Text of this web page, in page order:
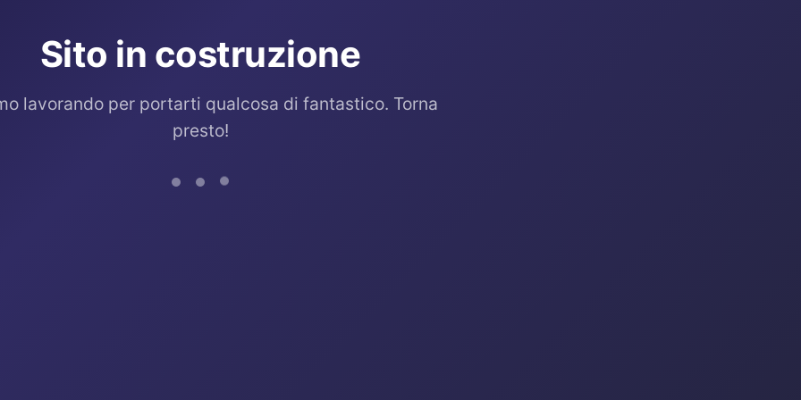
Sito in costruzione
lavorando per portarti qualcosa di fantastico. Torna
presto!